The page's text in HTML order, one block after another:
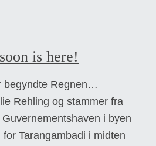
is here!
begyndte Regnen…
Rehling og stammer fra
i byen
Tarangambadi i midten